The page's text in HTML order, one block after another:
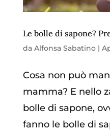
Le bolle di sapone?
da Alfonsa Sabatino|
Cosa non può
mamma? E nello
bolle di sapone,
fanno le bolle di